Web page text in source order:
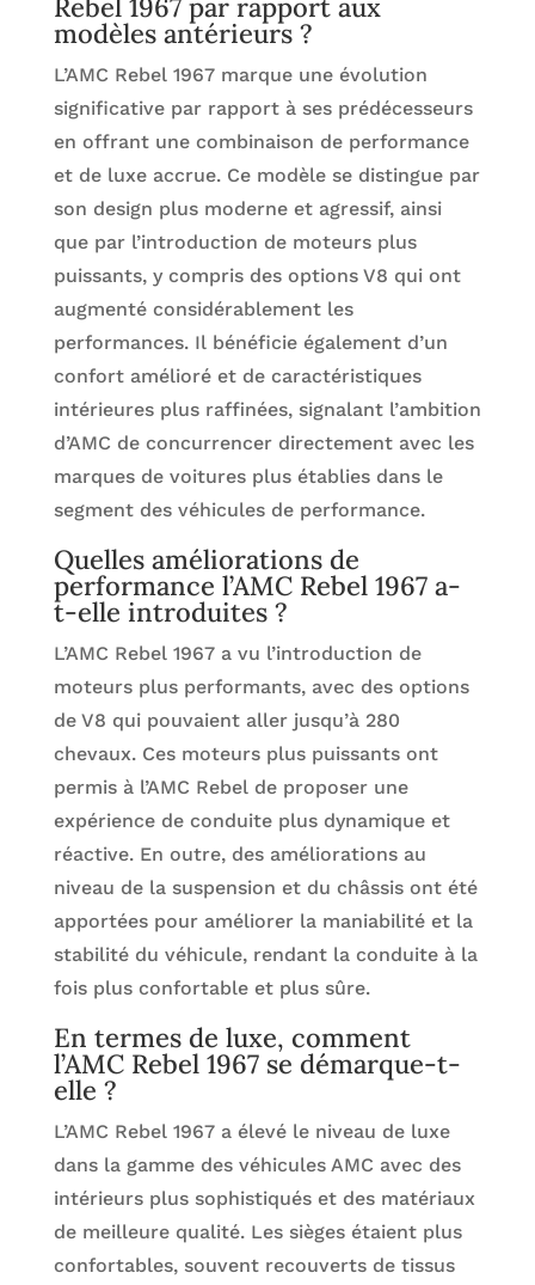
Rebel 1967 par rapport aux
modèles antérieurs ?
L’AMC Rebel 1967 marque une évolution
significative par rapport à ses prédécesseurs
en offrant une combinaison de performance
et de luxe accrue. Ce modèle se distingue par
son design plus moderne et agressif, ainsi
que par l’introduction de moteurs plus
puissants, y compris des options V8 qui ont
augmenté considérablement les
performances. Il bénéficie également d’un
confort amélioré et de caractéristiques
intérieures plus raffinées, signalant l’ambition
d’AMC de concurrencer directement avec les
marques de voitures plus établies dans le
segment des véhicules de performance.
Quelles améliorations de
performance l’AMC Rebel 1967 a-
t-elle introduites ?
L’AMC Rebel 1967 a vu l’introduction de
moteurs plus performants, avec des options
de V8 qui pouvaient aller jusqu’à 280
chevaux. Ces moteurs plus puissants ont
permis à l’AMC Rebel de proposer une
expérience de conduite plus dynamique et
réactive. En outre, des améliorations au
niveau de la suspension et du châssis ont été
apportées pour améliorer la maniabilité et la
stabilité du véhicule, rendant la conduite à la
fois plus confortable et plus sûre.
En termes de luxe, comment
l’AMC Rebel 1967 se démarque-t-
elle ?
L’AMC Rebel 1967 a élevé le niveau de luxe
dans la gamme des véhicules AMC avec des
intérieurs plus sophistiqués et des matériaux
de meilleure qualité. Les sièges étaient plus
confortables, souvent recouverts de tissus